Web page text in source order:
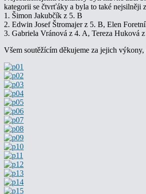
kategorii se čtvrťáky a byla to také nejsilněji
1. Šimon Jakubčík z 5. B
2. Edwin Josef Štromajer z 5. B, Elen
3. Gabriela Vránová z 4. A, Tereza Huková
Všem soutěžícím děkujeme za jejich